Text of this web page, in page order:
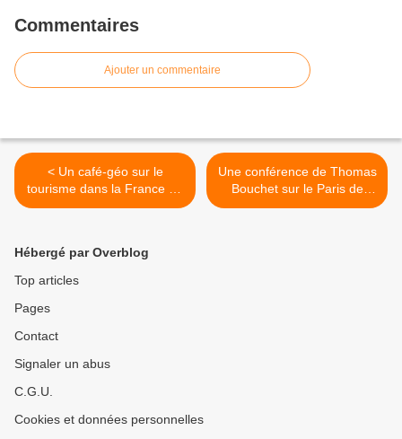
Commentaires
Ajouter un commentaire
< Un café-géo sur le
tourisme dans la France de
demain le 16 octobre au
Une conférence de Thomas
Bouchet sur le Paris de
1832 au lycée Faidherbe le
Hébergé par Overblog
Top articles
Pages
Contact
Signaler un abus
C.G.U.
Cookies et données personnelles